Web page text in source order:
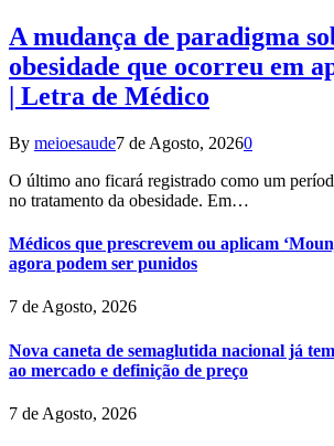
A mudança de paradigma
obesidade que ocorreu em
| Letra de Médico
By meioesaude7 de Agosto, 20260
O último ano ficará registrado como um
no tratamento da obesidade. Em…
Médicos que prescrevem ou aplicam
agora podem ser punidos
7 de Agosto, 2026
Nova caneta de semaglutida nacional já
ao mercado e definição de preço
7 de Agosto, 2026